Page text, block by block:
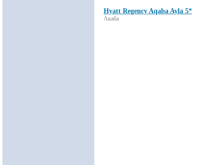
Hyatt Regency Aqaba Ayla 5*
Акаба